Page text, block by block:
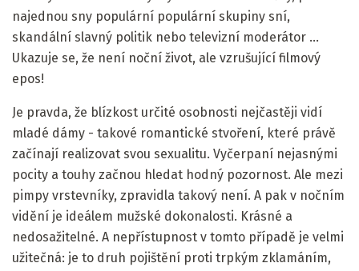
najednou sny populární populární skupiny sní,
skandální slavný politik nebo televizní moderátor ...
Ukazuje se, že není noční život, ale vzrušující filmový
epos!
Je pravda, že blízkost určité osobnosti nejčastěji vidí
mladé dámy - takové romantické stvoření, které právě
začínají realizovat svou sexualitu. Vyčerpaní nejasnými
pocity a touhy začnou hledat hodný pozornost. Ale mezi
pimpy vrstevníky, zpravidla takový není. A pak v nočním
vidění je ideálem mužské dokonalosti. Krásné a
nedosažitelné. A nepřístupnost v tomto případě je velmi
užitečná: je to druh pojištění proti trpkým zklamáním,